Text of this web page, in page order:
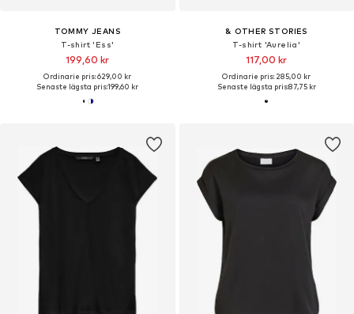
TOMMY JEANS
T-shirt 'Ess'
199,60 kr
Ordinarie pris: 629,00 kr
Senaste lägsta pris:199,60 kr
& OTHER STORIES
T-shirt 'Aurelia'
117,00 kr
Ordinarie pris: 285,00 kr
Senaste lägsta pris:87,75 kr